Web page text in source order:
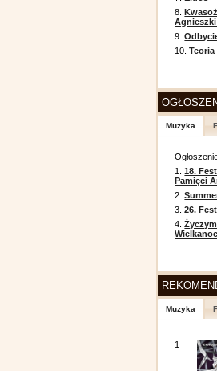
8.
9.
10.
Muzyka
1.18.
Pamięci
2.
3.26.
4.
Muzyka
1